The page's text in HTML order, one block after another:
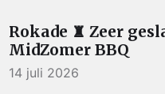
Rokade ♜ Zeer
MidZomer BBQ
14 juli 2026